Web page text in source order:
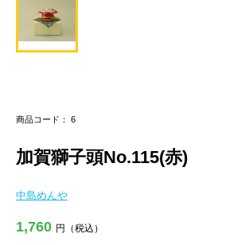
商品コード： 6
加賀獅子頭No.115(赤)
中島めんや
1,760 円（税込）